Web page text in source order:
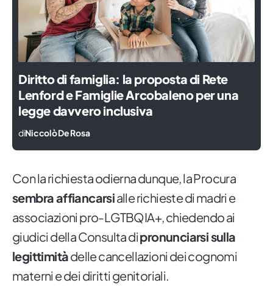
Diritto di famiglia: la proposta di Rete
Lenford e Famiglie Arcobaleno per una
legge davvero inclusiva
diNiccolò De Rosa
Con la richiesta odierna dunque, la Procura
sembra affiancarsialle richieste di madri e
associazioni pro-LGTBQIA+, chiedendo ai
giudici della Consulta dipronunciarsi sulla
legittimitàdelle cancellazioni dei cognomi
materni e dei diritti genitoriali.